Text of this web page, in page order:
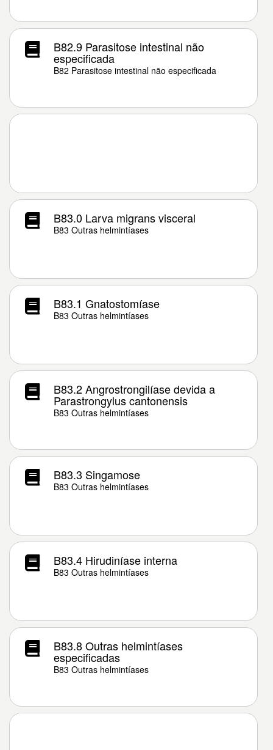
B82.9 Parasitose intestinal não
especificada
B82 Parasitose intestinal não especificada
B83.0 Larva migrans visceral
B83 Outras helmintíases
B83.1 Gnatostomíase
B83 Outras helmintíases
B83.2 Angrostrongilíase devida a
Parastrongylus cantonensis
B83 Outras helmintíases
B83.3 Singamose
B83 Outras helmintíases
B83.4 Hirudiníase interna
B83 Outras helmintíases
B83.8 Outras helmintíases
especificadas
B83 Outras helmintíases